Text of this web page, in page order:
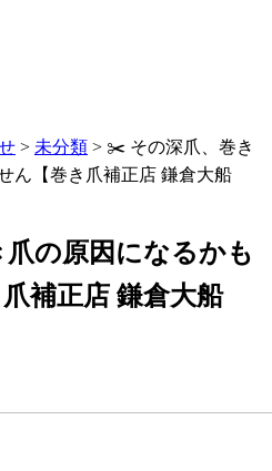
> 未分類 > ✂️ その深爪、巻き
ん【巻き爪補正店 鎌倉大船
の原因になるかも
補正店 鎌倉大船